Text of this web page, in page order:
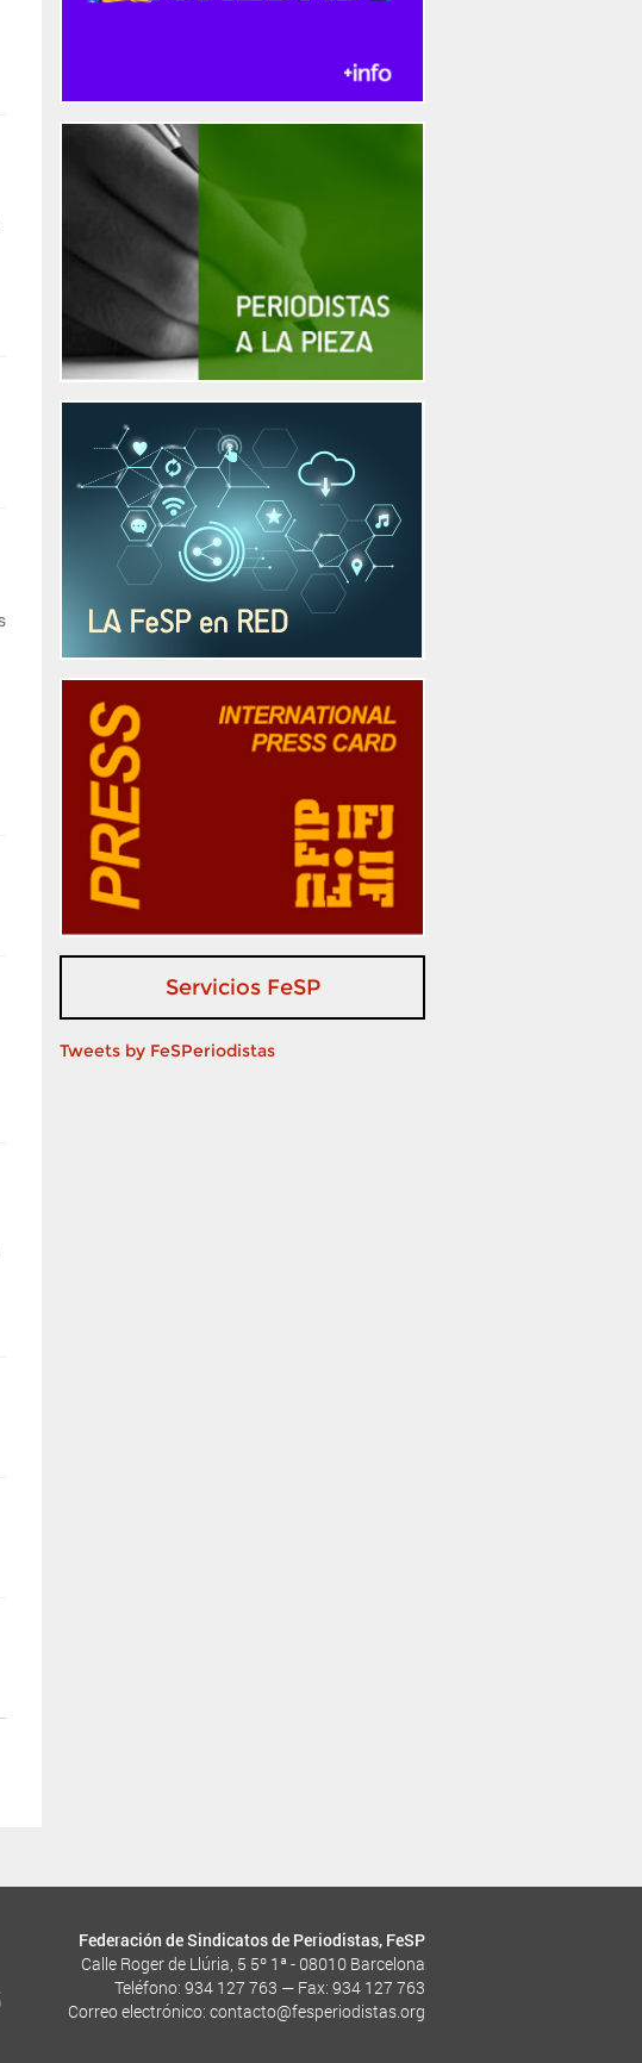
Servicios FeSP
Tweets by FeSPeriodistas
Federación de Sindicatos de Periodistas, FeSP
Calle Roger de Llúria, 5 5º 1ª - 08010 Barcelona
Teléfono: 934 127 763 — Fax: 934 127 763
Correo electrónico: contacto@fesperiodistas.org